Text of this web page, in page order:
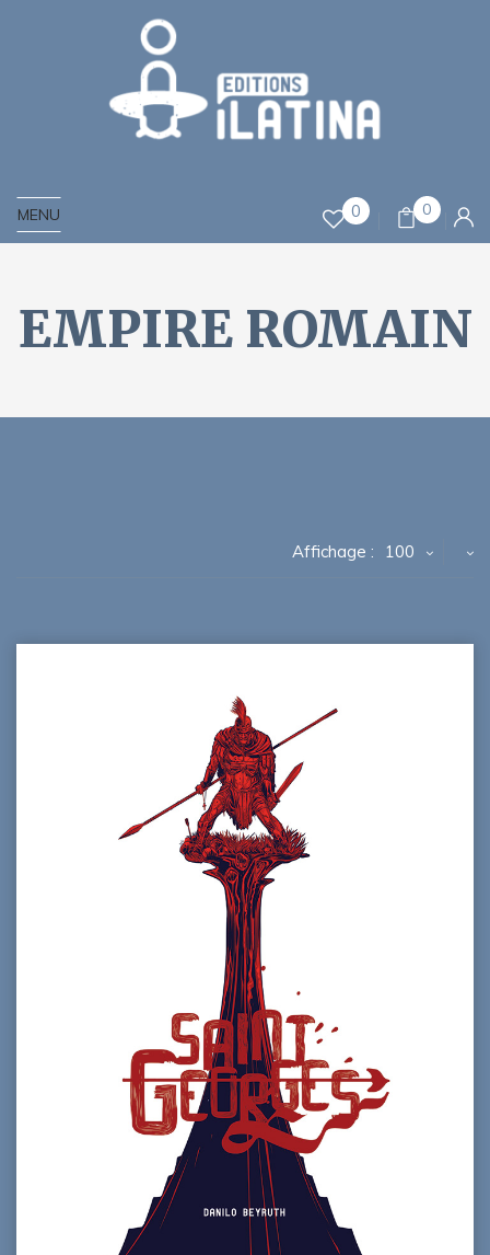
MENU 0 0
EMPIRE ROMAIN
Affichage : 100